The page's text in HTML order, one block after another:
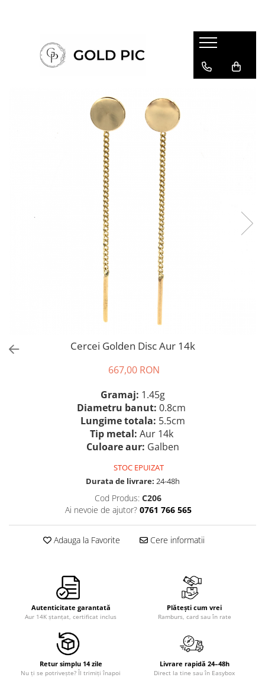
Cercei Golden Disc Aur 14k
667,00 RON
Gramaj: 1.45g
Diametru banut: 0.8cm
Lungime totala: 5.5cm
Tip metal: Aur 14k
Culoare aur: Galben
STOC EPUIZAT
Durata de livrare: 24-48h
Cod Produs: C206
Ai nevoie de ajutor? 0761 766 565
Adauga la Favorite Cere informatii
Autenticitate garantată
Aur 14K ștanțat, certificat inclus
Plătești cum vrei
Ramburs, card sau în rate
Retur simplu 14 zile
Nu ți se potrivește? Îl trimiți înapoi
Livrare rapidă 24–48h
Direct la tine sau în Easybox